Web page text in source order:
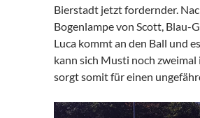
Bierstadt jetzt fordernder.
Bogenlampe von Scott, Blau-
Luca kommt an den Ball und
kann sich Musti noch
sorgt somit für einen